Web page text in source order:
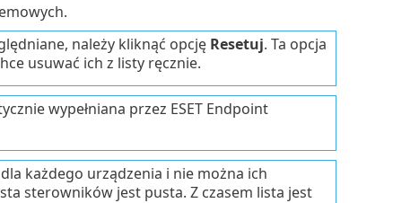
należy kliknąć opcję Resetuj. Ta opcja
usuwać ich z listy ręcznie.
wypełniana przez ESET Endpoint
każdego urządzenia i nie można ich
sterowników jest pusta. Z czasem lista jest